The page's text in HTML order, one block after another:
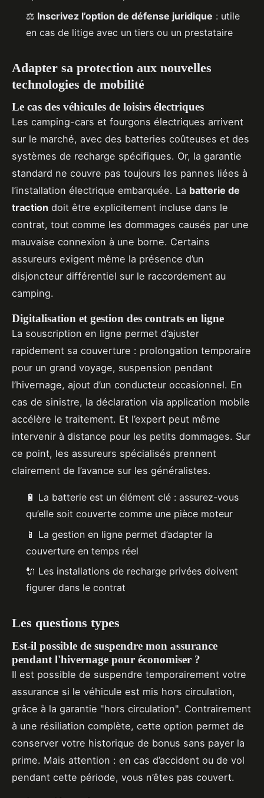
⚖️ Inscrivez l’option de défense juridique : utile
en cas de litige avec un tiers ou un prestataire
Adapter sa protection aux nouvelles
technologies de mobilité
Le cas des véhicules de loisirs électriques
Les camping-cars et fourgons électriques arrivent
sur le marché, avec des batteries coûteuses et des
systèmes de recharge spécifiques. Or, la garantie
standard ne couvre pas toujours les pannes liées à
l’installation électrique embarquée. La batterie de
traction doit être explicitement incluse dans le
contrat, tout comme les dommages causés par une
mauvaise connexion à une borne. Certains
assureurs exigent même la présence d’un
disjoncteur différentiel sur le raccordement au
camping.
Digitalisation et gestion des contrats en ligne
La souscription en ligne permet d’ajuster
rapidement sa couverture : prolongation temporaire
pour un grand voyage, suspension pendant
l’hivernage, ajout d’un conducteur occasionnel. En
cas de sinistre, la déclaration via application mobile
accélère le traitement. Et l’expert peut même
intervenir à distance pour les petits dommages. Sur
ce point, les assureurs spécialisés prennent
clairement de l’avance sur les généralistes.
🔋 La batterie est un élément clé : assurez-vous
qu’elle soit couverte comme une pièce moteur
📱 La gestion en ligne permet d’adapter la
couverture en temps réel
🔌 Les installations de recharge privées doivent
figurer dans le contrat
Les questions types
Est-il possible de suspendre mon assurance
pendant l'hivernage pour économiser ?
Il est possible de suspendre temporairement votre
assurance si le véhicule est mis hors circulation,
grâce à la garantie "hors circulation". Contrairement
à une résiliation complète, cette option permet de
conserver votre historique de bonus sans payer la
prime. Mais attention : en cas d’accident ou de vol
pendant cette période, vous n’êtes pas couvert.